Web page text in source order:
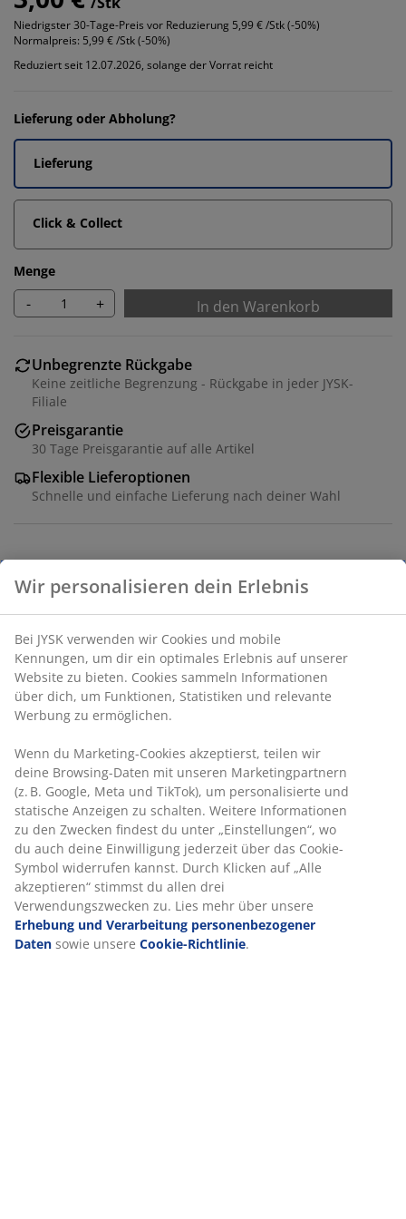
Niedrigster 30-Tage-Preis vor Reduzierung 5,99 € /Stk (-50%)
Normalpreis: 5,99 € /Stk (-50%)
Reduziert seit 12.07.2026, solange der Vorrat reicht
Lieferung oder Abholung?
Lieferung
Click & Collect
Menge
- + In den Warenkorb
Unbegrenzte Rückgabe
Keine zeitliche Begrenzung - Rückgabe in jeder JYSK-
Filiale
Preisgarantie
30 Tage Preisgarantie auf alle Artikel
Flexible Lieferoptionen
Schnelle und einfache Lieferung nach deiner Wahl
Produkteigenschaften
Bewertungen
(5)
Lieferung
Wir personalisieren dein Erlebnis
Bei JYSK verwenden wir Cookies und mobile Kennungen,
bieten. Cookies sammeln Informationen über dich, um
Funktionen, Statistiken und relevante Werbung zu
ermöglichen.
Wenn du Marketing-Cookies akzeptierst, teilen wir deine
Browsing-Daten mit unseren Marketingpartnern (z. B.
Google, Meta und TikTok), um personalisierte und
statische Anzeigen zu schalten. Weitere Informationen zu
den Zwecken findest du unter „Einstellungen“, wo du auch
deine Einwilligung jederzeit über das Cookie-Symbol
widerrufen kannst. Durch Klicken auf „Alle akzeptieren“